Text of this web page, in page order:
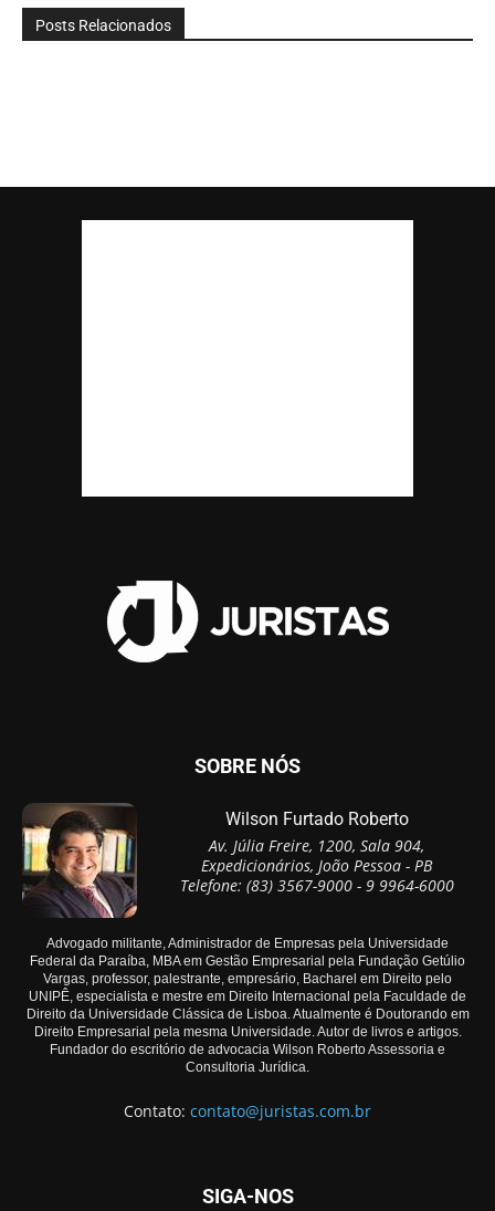
Posts Relacionados
SOBRE NÓS
Wilson Furtado Roberto
Av. Júlia Freire, 1200, Sala 904,
Expedicionários, João Pessoa - PB
Telefone: (83) 3567-9000 - 9 9964-6000
Advogado militante, Administrador de Empresas pela Universidade
Federal da Paraíba, MBA em Gestão Empresarial pela Fundação Getúlio
Vargas, professor, palestrante, empresário, Bacharel em Direito pelo
UNIPÊ, especialista e mestre em Direito Internacional pela Faculdade de
Direito da Universidade Clássica de Lisboa. Atualmente é Doutorando em
Direito Empresarial pela mesma Universidade. Autor de livros e artigos.
Fundador do escritório de advocacia Wilson Roberto Assessoria e
Consultoria Jurídica.
Contato: contato@juristas.com.br
SIGA-NOS